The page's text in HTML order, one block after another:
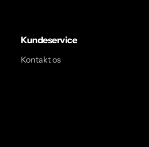
Kundeservice
Kontakt os